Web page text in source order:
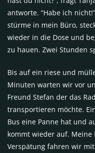
antworte. “Habe ich
stürme in mein Büro,
wieder in die Dose und
zu hauen. Zwei Stunden
Bis auf ein riese und
Minuten warten wir vor
Freund Stefan der das
transportieren möchte.
Bus eine Panne hat und
kommt wieder auf.
Verspätung fahren wir